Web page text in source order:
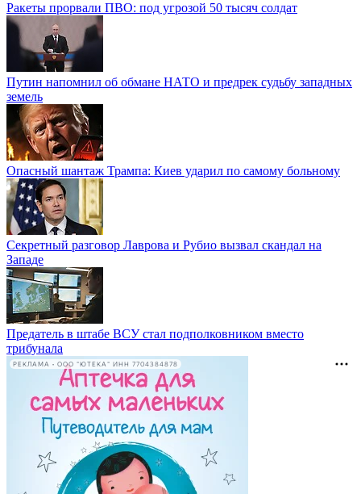
Ракеты прорвали ПВО: под угрозой 50 тысяч солдат
Путин напомнил об обмане НАТО и предрек судьбу западных
земель
Опасный шантаж Трампа: Киев ударил по самому больному
Секретный разговор Лаврова и Рубио вызвал скандал на
Западе
Предатель в штабе ВСУ стал подполковником вместо
трибунала
РЕКЛАМА • ООО "ЮТЕКА" ИНН 7704384878